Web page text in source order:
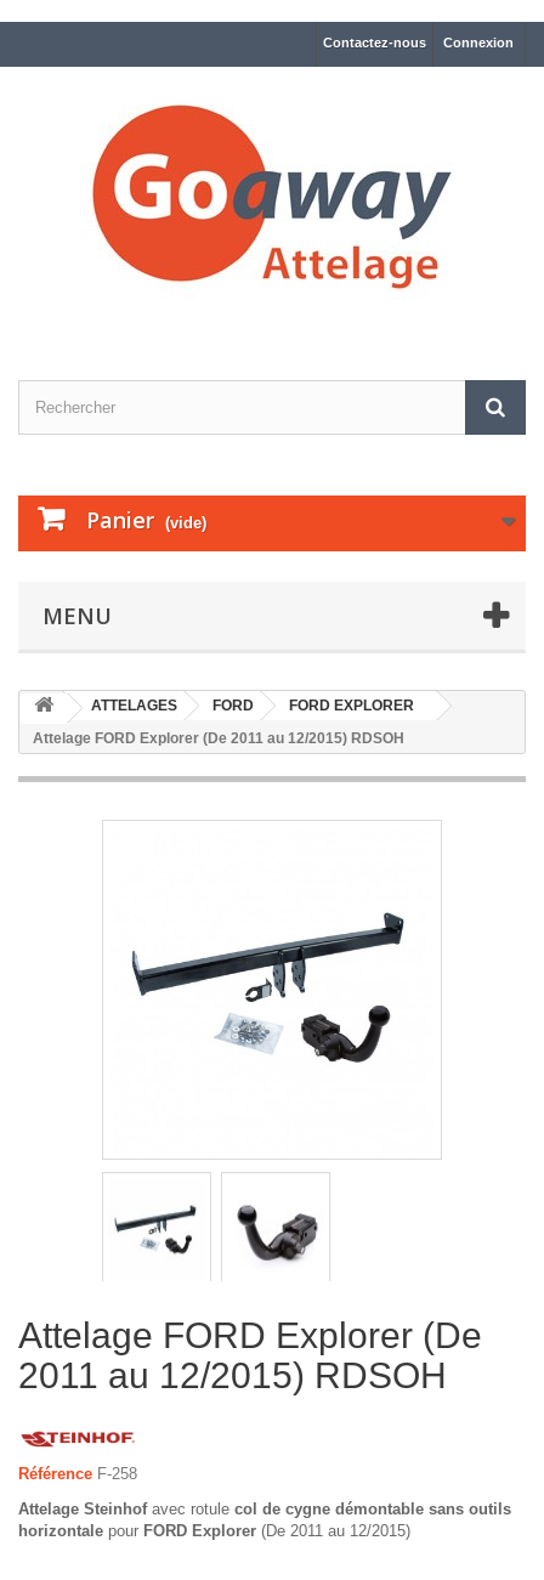
Connexion
Contactez-nous
Panier (vide)
MENU
ATTELAGES FORD
FORD EXPLORER
Attelage FORD Explorer (De 2011 au 12/2015) RDSOH
Attelage FORD Explorer (De
2011 au 12/2015) RDSOH
Référence F-258
Attelage Steinhofavec rotule col de cygne démontable sans outils
horizontale pour FORD Explorer (De 2011 au 12/2015)